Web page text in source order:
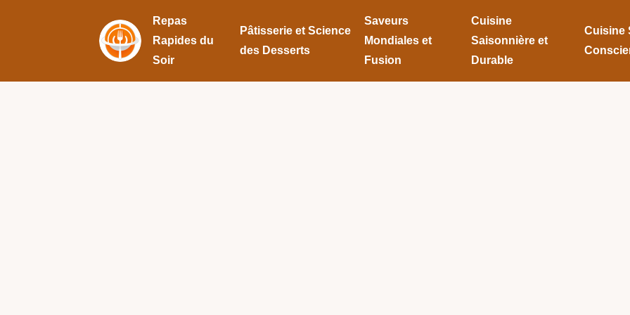
Repas
Rapides du
Soir
Pâtisserie et Science
des Desserts
Saveurs
Mondiales et
Fusion
Cuisine
Saisonnière et
Durable
Cuisine